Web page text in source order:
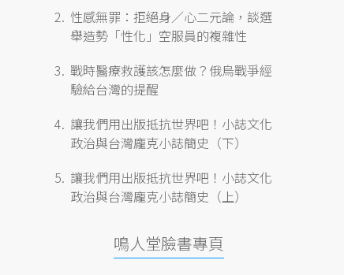
性感無罪：拒絕身／心二元論，談選
舉造勢「性化」空服員的複雜性
戰時醫療救護該怎麼做？俄烏戰爭經
驗給台灣的提醒
讓我們用出版抵抗世界吧！小誌文化
政治與台灣龐克小誌簡史（下）
讓我們用出版抵抗世界吧！小誌文化
政治與台灣龐克小誌簡史（上）
鳴人堂臉書專頁